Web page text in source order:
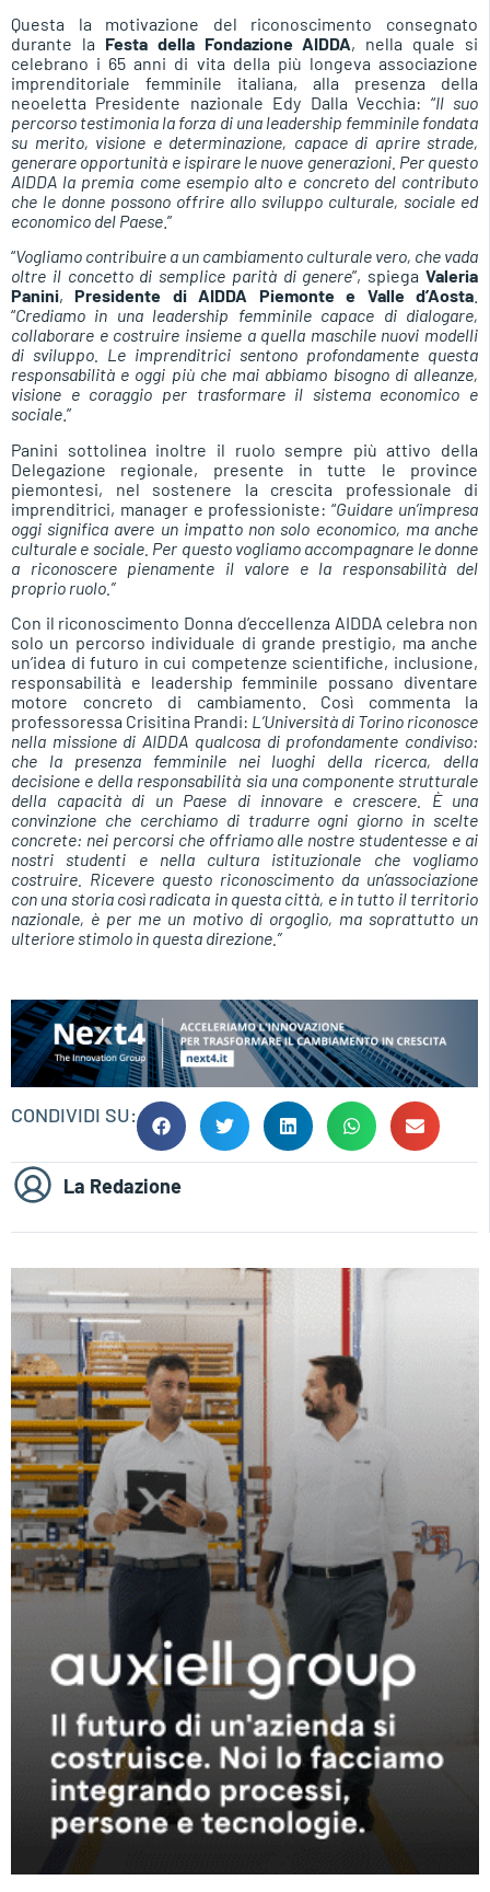
Questa la motivazione del riconoscimento consegnato
durante la Festa della Fondazione AIDDA, nella quale si
celebrano i 65 anni di vita della più longeva associazione
imprenditoriale femminile italiana, alla presenza della
neoeletta Presidente nazionale Edy Dalla Vecchia: “Il suo
percorso testimonia la forza di una leadership femminile fondata
su merito, visione e determinazione, capace di aprire strade,
generare opportunità e ispirare le nuove generazioni. Per questo
AIDDA la premia come esempio alto e concreto del contributo
che le donne possono offrire allo sviluppo culturale, sociale ed
economico del Paese .”
“Vogliamo contribuire a un cambiamento culturale vero, che vada
oltre il concetto di semplice parità di genere”, spiegaValeria
Panini,Presidente di AIDDA Piemonte e Valle d’Aosta
“Crediamo in una leadership femminile capace di dialogare,
collaborare e costruire insieme a quella maschile nuovi modelli
di sviluppo. Le imprenditrici sentono profondamente questa
responsabilità e oggi più che mai abbiamo bisogno di alleanze,
visione e coraggio per trasformare il sistema economico e
sociale .”
Panini sottolinea inoltre il ruolo sempre più attivo della
Delegazione regionale, presente in tutte le province
piemontesi, nel sostenere la crescita professionale di
imprenditrici, manager e professioniste: “Guidare un’impresa
oggi significa avere un impatto non solo economico, ma anche
culturale e sociale. Per questo vogliamo accompagnare le donne
a riconoscere pienamente il valore e la responsabilità del
proprio ruolo.”
Con il riconoscimento Donna d’eccellenza AIDDA celebra non
solo un percorso individuale di grande prestigio, ma anche
un’idea di futuro in cui competenze scientifiche, inclusione,
responsabilità e leadership femminile possano diventare
motore concreto di cambiamento. Così commenta la
professoressa Crisitina Prandi: L’Università di Torino riconosce
nella missione di AIDDA qualcosa di profondamente condiviso:
che la presenza femminile nei luoghi della ricerca, della
decisione e della responsabilità sia una componente strutturale
della capacità di un Paese di innovare e crescere. È una
convinzione che cerchiamo di tradurre ogni giorno in scelte
concrete: nei percorsi che offriamo alle nostre studentesse e ai
nostri studenti e nella cultura istituzionale che vogliamo
costruire. Ricevere questo riconoscimento da un’associazione
con una storia così radicata in questa città, e in tutto il territorio
nazionale, è per me un motivo di orgoglio, ma soprattutto un
ulteriore stimolo in questa direzione.”
CONDIVIDI SU:
La Redazione